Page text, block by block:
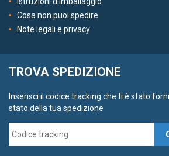
Cosa non puoi spedire
Note legali e privacy
TROVA SPEDIZIONE
Inserisci il codice tracking che ti è stato
stato della tua spedizione